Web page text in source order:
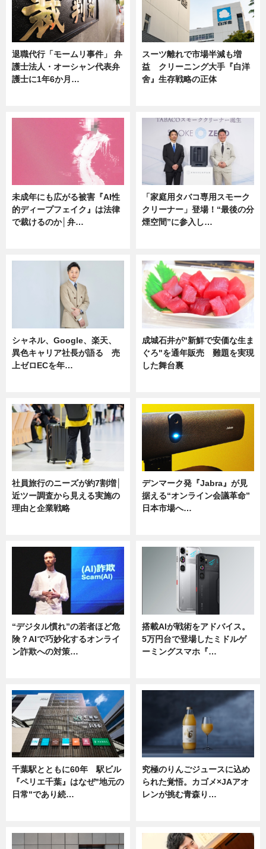
退職代行「モームリ事件」 弁
護士法人・オーシャン代表弁
護士に1年6か月…
スーツ離れで市場半減も増
益 クリーニング大手『白洋
舍』生存戦略の正体
未成年にも広がる被害『AI性
的ディープフェイク』は法律
で裁けるのか│弁…
「家庭用タバコ専用スモーク
クリーナー」登場！“最後の分
煙空間”に参入し…
シャネル、Google、楽天、
異色キャリア社長が語る 売
上ゼロECを年…
成城石井が"新鮮で安価な生ま
ぐろ"を通年販売 難題を実現
した舞台裏
社員旅行のニーズが約7割増│
近ツー調査から見える実施の
理由と企業戦略
デンマーク発『Jabra』が見
据える“オンライン会議革命”
日本市場へ…
“デジタル慣れ”の若者ほど危
険？AIで巧妙化するオンライ
ン詐欺への対策…
搭載AIが戦術をアドバイス。
5万円台で登場したミドルゲ
ーミングスマホ『…
千葉駅とともに60年 駅ビル
『ペリエ千葉』はなぜ"地元の
日常"であり続…
究極のりんごジュースに込め
られた覚悟。カゴメ×JAアオ
レンが挑む青森り…